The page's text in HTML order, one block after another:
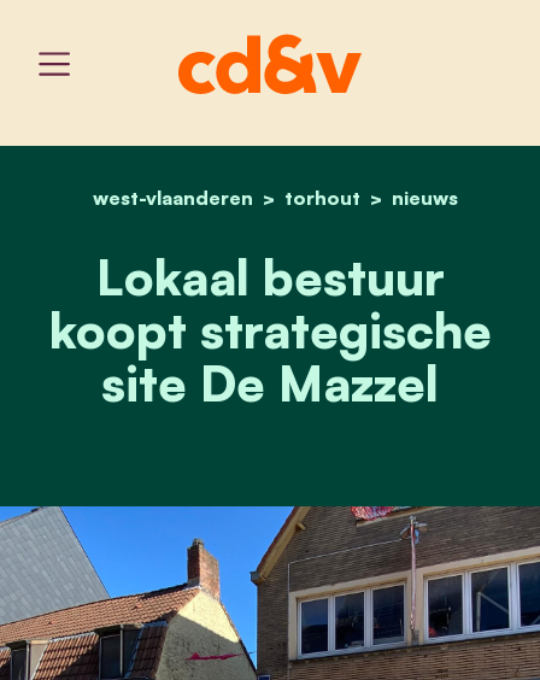
home
west-vlaanderen torhout nieuws
lokaal bestuur koopt
Lokaal bestuur
koopt strategische
site De Mazzel